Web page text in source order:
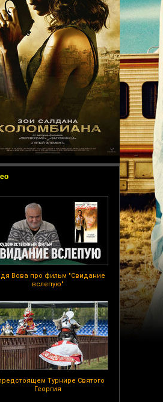
Вова про фильм "Свидание
вслепую"
Турнире Святого
Георгия